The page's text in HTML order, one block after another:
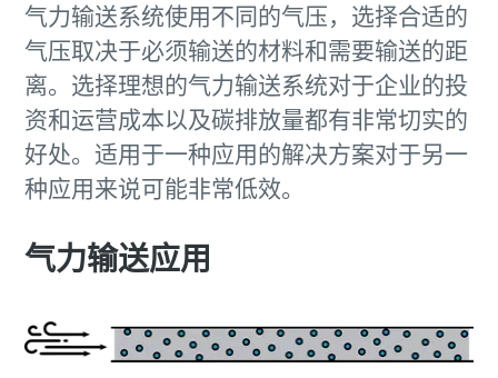
气力输送系统使用不同的气压，选择合适的
气压取决于必须输送的材料和需要输送的距
离。选择理想的气力输送系统对于企业的投
资和运营成本以及碳排放量都有非常切实的
好处。适用于一种应用的解决方案对于另一
种应用来说可能非常低效。
气力输送应用